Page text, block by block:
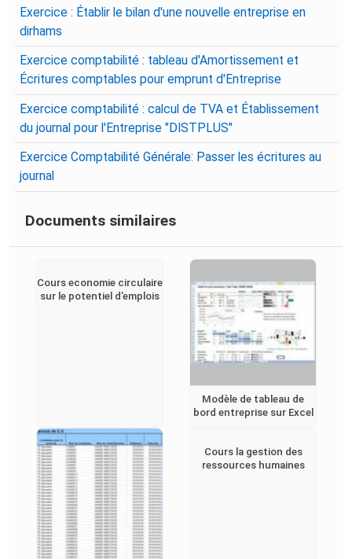
Exercice : Établir le bilan d'une nouvelle entreprise en
dirhams
Exercice comptabilité : tableau d'Amortissement et
Écritures comptables pour emprunt d'Entreprise
Exercice comptabilité : calcul de TVA et Établissement
du journal pour l'Entreprise "DISTPLUS"
Exercice Comptabilité Générale: Passer les écritures au
journal
Documents similaires
Cours economie circulaire
sur le potentiel d’emplois
Modèle de tableau de
bord entreprise sur Excel
Cours la gestion des
ressources humaines